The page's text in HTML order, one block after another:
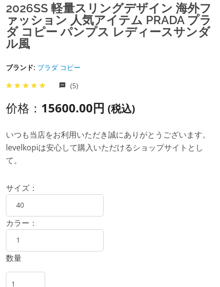
2026SS 軽量スリングデザイン 海外フ
ァッション 人気アイテム PRADA プラ
ダ コピー パンプス レディースサンダ
ル風
ブランド: プラダ コピー
(5)
价格： 15600.00円 (税込)
いつも当店をお利用いただき誠にありがとうございます。
levelkopiは安心して購入いただけるショップサイトとし
て。
サイズ：
カラー：
数量